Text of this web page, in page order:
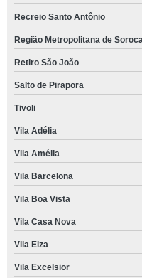
Recreio Santo Antônio
Região Metropolitana de
Retiro São João
Salto de Pirapora
Tivoli
Vila Adélia
Vila Amélia
Vila Barcelona
Vila Boa Vista
Vila Casa Nova
Vila Elza
Vila Excelsior